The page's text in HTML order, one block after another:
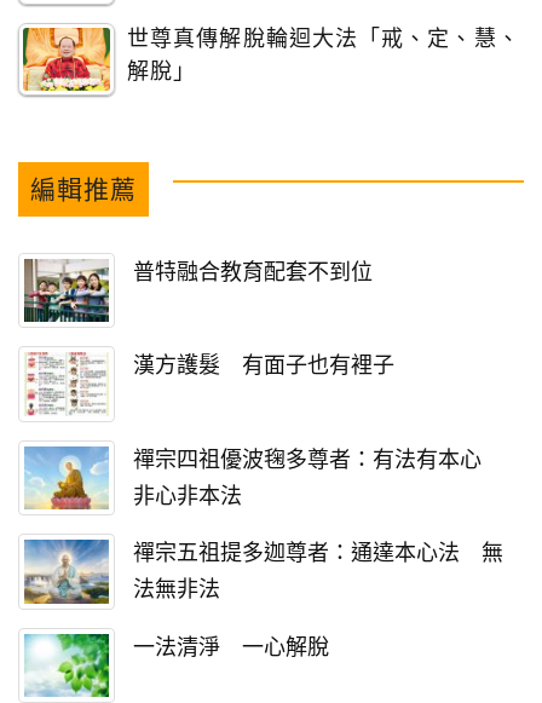
世尊真傳解脫輪迴大法「戒、定、慧、
解脫」
編輯推薦
普特融合教育配套不到位
漢方護髮 有面子也有裡子
禪宗四祖優波毱多尊者：有法有本心
非心非本法
禪宗五祖提多迦尊者：通達本心法 無
法無非法
一法清淨 一心解脫